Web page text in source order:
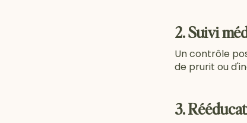
2. Suivi
Un contrôle
de prurit ou
3.